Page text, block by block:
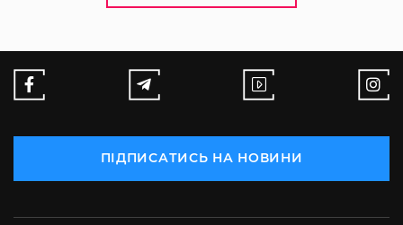
ПІДПИСАТИСЬ НА НОВИНИ